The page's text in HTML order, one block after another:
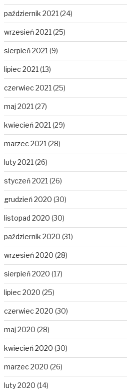
październik 2021 (24)
wrzesień 2021 (25)
sierpień 2021 (9)
lipiec 2021 (13)
czerwiec 2021 (25)
maj 2021 (27)
kwiecień 2021 (29)
marzec 2021 (28)
luty 2021 (26)
styczeń 2021 (26)
grudzień 2020 (30)
listopad 2020 (30)
październik 2020 (31)
wrzesień 2020 (28)
sierpień 2020 (17)
lipiec 2020 (25)
czerwiec 2020 (30)
maj 2020 (28)
kwiecień 2020 (30)
marzec 2020 (26)
luty 2020 (14)